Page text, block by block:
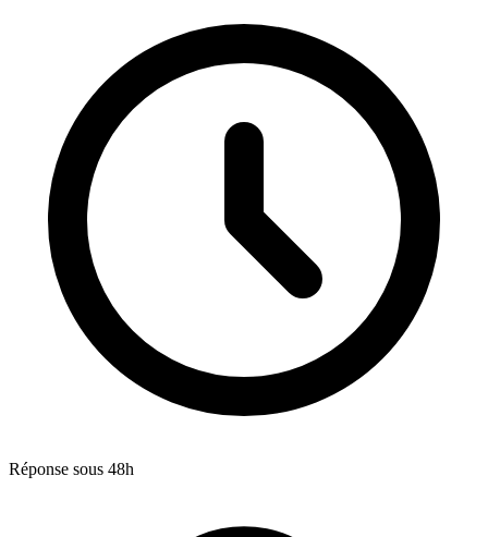
Réponse sous 48h